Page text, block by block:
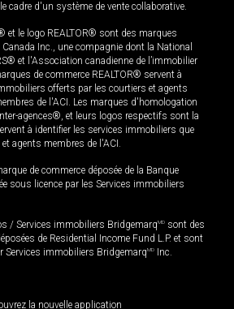
cadre d'un système de vente collaborative.
et le logo REALTOR® sont des marques
Inc., une compagnie dont la National
et l'Association canadienne de l’immobilier
de commerce REALTOR® servent à
offerts par les courtiers et agents
de l'ACI. Les marques d'homologation
agences®, et leurs logos respectifs sont la
à identifier les services immobiliers que
agents membres de l'ACI.
de commerce déposée de la Banque
sous licence par les Services immobiliers
/ Services immobiliers BridgemarqMD sont des
de Residential Income Fund L.P. et sont
Services immobiliers BridgemarqMD Inc.
la nouvelle application